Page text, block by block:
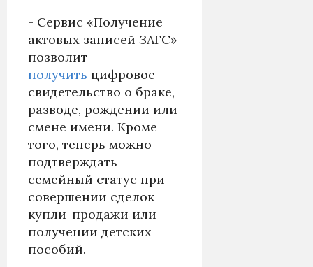
- Сервис «Получение
актовых записей ЗАГС»
позволит
получить цифровое
свидетельство о браке,
разводе, рождении или
смене имени. Кроме
того, теперь можно
подтверждать
семейный статус при
совершении сделок
купли-продажи или
получении детских
пособий.